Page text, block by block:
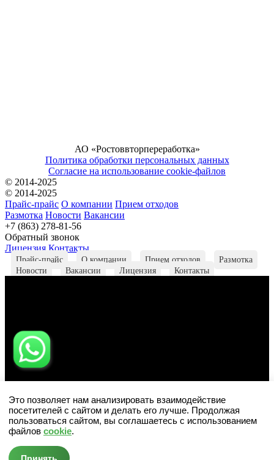
АО «Ростоввторпереработка»
Политика обработки персональных данных
Согласие на использование cookie-файлов
© 2014-2025
© 2014-2025
Прайс-прайс О компании Прием отходов
Размотка Новости Вакансии
+7 (863) 278-81-56
Обратный звонок
Лицензия Контакты
Прайс-прайс О компании Прием отходов
Размотка
Новости
Вакансии Лицензия Контакты
Обратный звонок
Это позволяет нам анализировать взаимодействие
посетителей с сайтом и делать его лучше. Продолжая
пользоваться сайтом, вы соглашаетесь с использованием
файлов cookie.